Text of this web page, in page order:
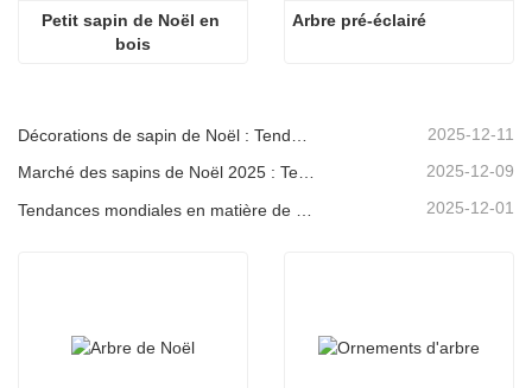
Petit sapin de Noël en
bois
Arbre pré-éclairé
2025-12-11
Marché des sapins de Noël 2025 : Tendances, technologies et guide d’approvisionnement pour les acheteurs B2B 2025-12-09
2025-12-01